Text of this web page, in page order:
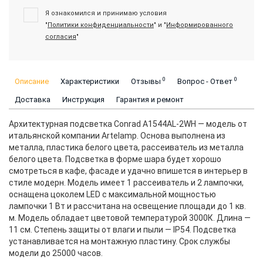
Я ознакомился и принимаю условия
"Политики конфиденциальности" и "Информированного
согласия"
Описание Характеристики Отзывы 0 Вопрос - Ответ 0
Доставка Инструкция Гарантия и ремонт
Архитектурная подсветка Conrad A1544AL-2WH — модель от
итальянской компании Artelamp. Основа выполнена из
металла, пластика белого цвета, рассеиватель из металла
белого цвета. Подсветка в форме шара будет хорошо
смотреться в кафе, фасаде и удачно впишется в интерьер в
стиле модерн. Модель имеет 1 рассеиватель и 2 лампочки,
оснащена цоколем LED с максимальной мощностью
лампочки 1 Вт и рассчитана на освещение площади до 1 кв.
м. Модель обладает цветовой температурой 3000К. Длина —
11 см. Степень защиты от влаги и пыли — IP54. Подсветка
устанавливается на монтажную пластину. Срок службы
модели до 25000 часов.